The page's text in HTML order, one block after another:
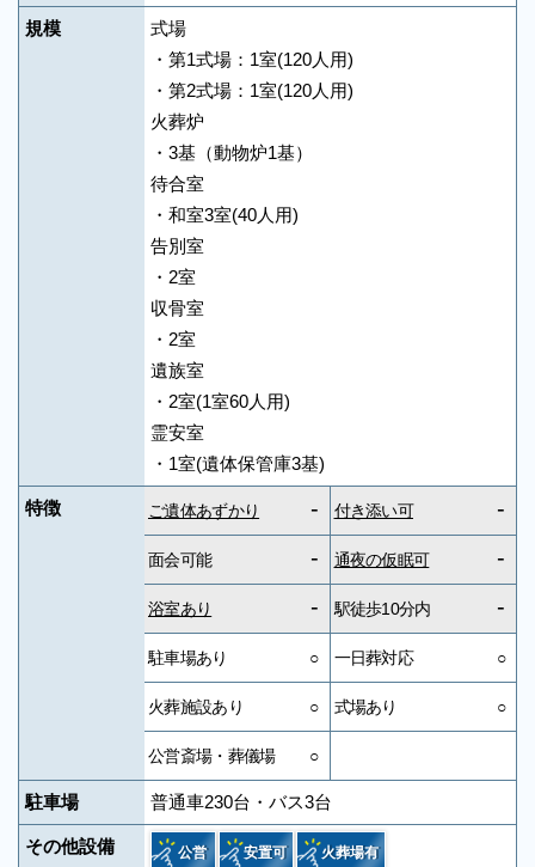
規模
式場
・第1式場：1室(120人用)
・第2式場：1室(120人用)
火葬炉
・3基（動物炉1基）
待合室
・和室3室(40人用)
告別室
・2室
収骨室
・2室
遺族室
・2室(1室60人用)
霊安室
・1室(遺体保管庫3基)
特徴 ご遺体あずかり - 付き添い可 -
面会可能 - 通夜の仮眠可 -
浴室あり - 駅徒歩10分内 -
駐車場あり ○ 一日葬対応 ○
火葬施設あり ○ 式場あり ○
公営斎場・葬儀場 ○
駐車場 普通車230台・バス3台
その他設備 公営 安置可 火葬場有